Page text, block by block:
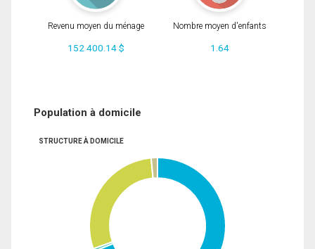
Revenu moyen du ménage
152 400.14 $
Nombre moyen d'enfants
1.64
Population à domicile
STRUCTURE À DOMICILE